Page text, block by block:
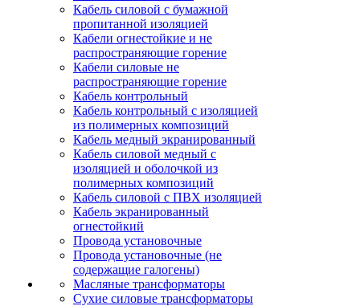
Кабель силовой с бумажной
пропитанной изоляцией
Кабели огнестойкие и не
распространяющие горение
Кабели силовые не
распространяющие горение
Кабель контрольный
Кабель контрольный с изоляцией
из полимерных композиций
Кабель медный экранированный
Кабель силовой медный с
изоляцией и оболочкой из
полимерных композиций
Кабель силовой с ПВХ изоляцией
Кабель экранированный
огнестойкий
Провода установочные
Провода установочные (не
содержащие галогены)
Масляные трансформаторы
Сухие силовые трансформаторы